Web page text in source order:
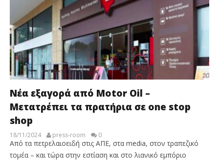
Νέα εξαγορά από Motor Oil –
Μετατρέπει τα πρατήρια σε one stop
shop
18/11/2024 press-room 0
Από τα πετρελαιοειδή στις ΑΠΕ, στα media, στον τραπεζικό
τομέα – και τώρα στην εστίαση και στο λιανικό εμπόριο